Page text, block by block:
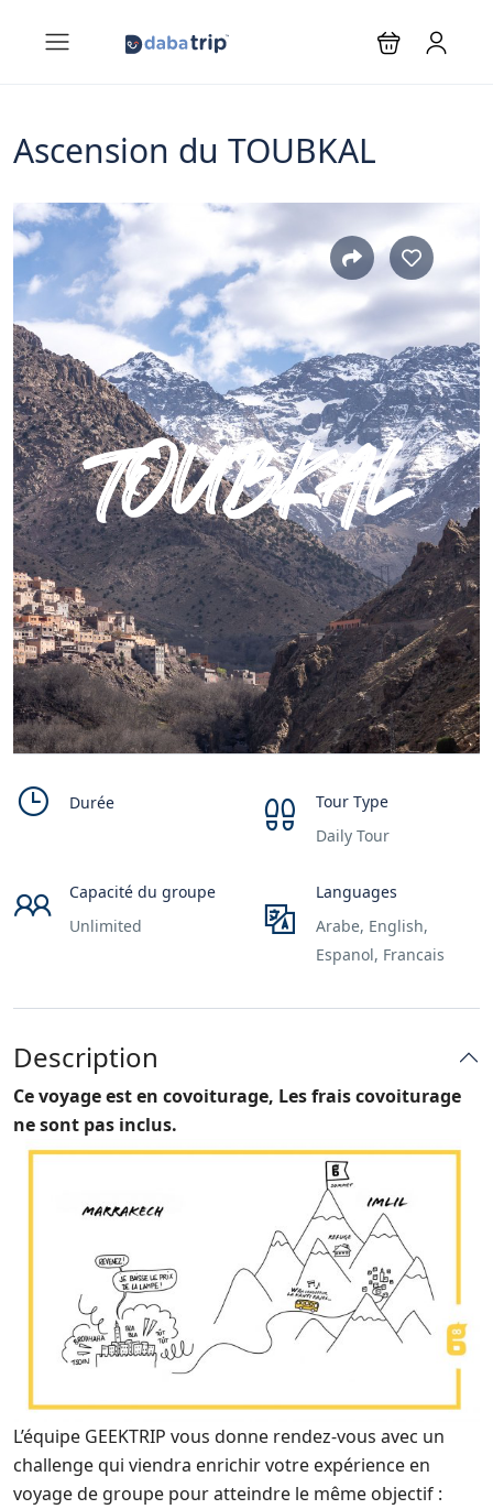
Ascension du TOUBKAL
Durée
Tour Type
Daily Tour
Capacité du groupe
Unlimited
Languages
Arabe, English,
Espanol, Francais
Description
Ce voyage est en covoiturage, Les frais covoiturage
ne sont pas inclus.
L’équipe GEEKTRIP vous donne rendez-vous avec un
challenge qui viendra enrichir votre expérience en
voyage de groupe pour atteindre le même objectif :